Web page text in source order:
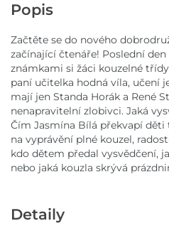
Popis
Začtěte se do nového
začínající čtenáře! Poslední
známkami si žáci kouzelné
paní učitelka hodná víla, učení
mají jen Standa Horák a René
nenapravitelní zlobivci. Jaká
Čím Jasmína Bílá překvapí
na vyprávění plné kouzel,
kdo dětem předal vysvědčení,
nebo jaká kouzla skrývá
Detaily